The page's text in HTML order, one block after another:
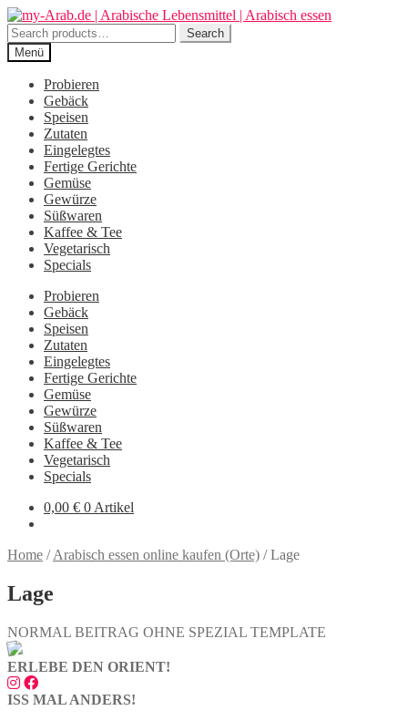
Zur
Navigation
springen
Zum
Inhalt
springen
Search
for:
Search
Menü
Probieren
Gebäck
Speisen
Zutaten
Eingelegtes
Fertige Gerichte
Gemüse
Gewürze
Süßwaren
Kaffee & Tee
Vegetarisch
Specials
Probieren
Gebäck
Speisen
Zutaten
Eingelegtes
Fertige Gerichte
Gemüse
Gewürze
Süßwaren
Kaffee & Tee
Vegetarisch
Specials
0,00 € 0 Artikel
Home /Arabisch essen online kaufen (Orte) /Lage
Lage
NORMAL BEITRAG OHNE SPEZIAL TEMPLATE
ERLEBE DEN ORIENT!
ISS MAL ANDERS!